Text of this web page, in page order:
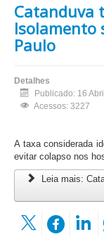
Catanduva
Isolamento
Paulo
Detalhes
Publicado: 16
Acessos: 3227
A taxa considerada
evitar colapso nos
Leia mais: